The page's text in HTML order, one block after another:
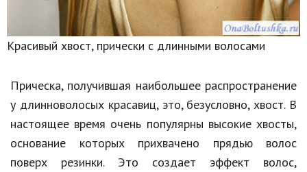
Красивый хвост, прически с длинными волосами
Прическа, получившая наибольшее распространение
у длинноволосых красавиц, это, безусловно, хвост. В
настоящее время очень популярны высокие хвосты,
основание которых прихвачено прядью волос
поверх резинки. Это создает эффект волос,